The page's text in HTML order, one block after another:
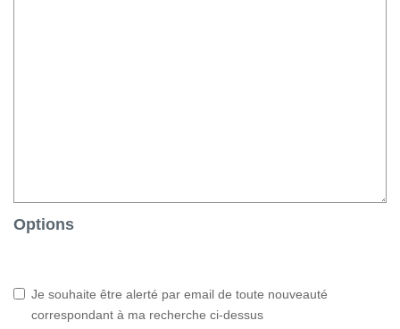
Options
Je souhaite être alerté par email de toute nouveauté
correspondant à ma recherche ci-dessus